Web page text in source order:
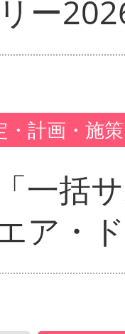
ー
・計画・施策
括
ア・